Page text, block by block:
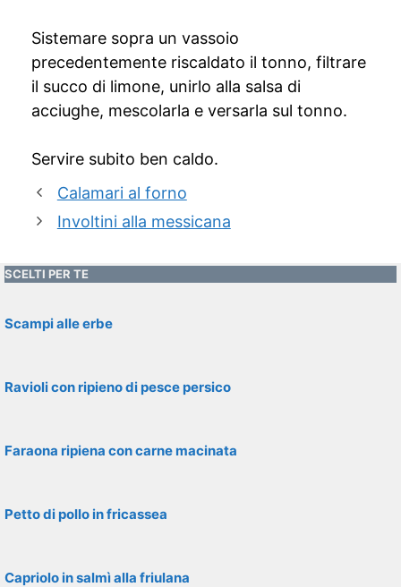
Sistemare sopra un vassoio
precedentemente riscaldato il tonno, filtrare
il succo di limone, unirlo alla salsa di
acciughe, mescolarla e versarla sul tonno.
Servire subito ben caldo.
Calamari al forno
Involtini alla messicana
SCELTI PER TE
Scampi alle erbe
Ravioli con ripieno di pesce persico
Faraona ripiena con carne macinata
Petto di pollo in fricassea
Capriolo in salmì alla friulana